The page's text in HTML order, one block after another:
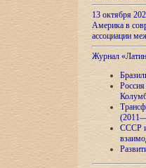
13 октября
Америка в
ассоциации
Журнал
СССР и